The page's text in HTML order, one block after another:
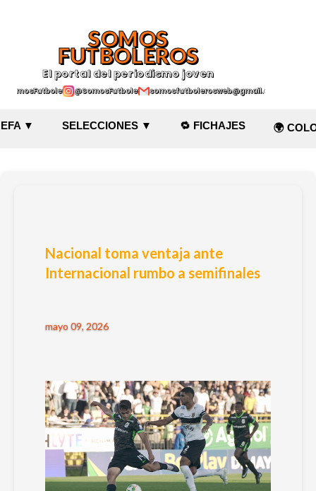
SOMOS
FUTBOLEROS
El portal del periodismo joven
@SomosFutbolerossomosfutbolerosweb@gmail.com
▼ SELECCIONES ▼ 🔁 FICHAJES 🌍
Nacional toma ventaja ante
Internacional rumbo a semifinales
mayo 09, 2026